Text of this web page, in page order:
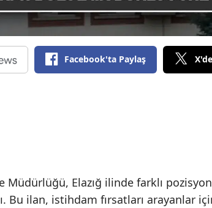
Facebook'ta Paylaş
Müdürlüğü, Elazığ ilinde farklı
Bu ilan, istihdam fırsatları arayanlar